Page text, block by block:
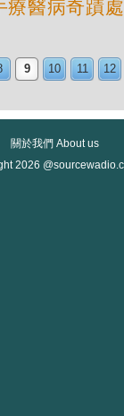
療醫病奇蹟
9 10 11 12
關於我們 About us
2026